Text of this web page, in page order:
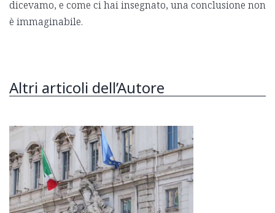
dicevamo, e come ci hai insegnato, una conclusione non
è immaginabile.
Altri articoli dell’Autore